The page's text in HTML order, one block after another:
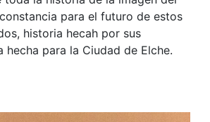
para el futuro de estos
historia hecah por sus
hecha para la Ciudad de Elche.